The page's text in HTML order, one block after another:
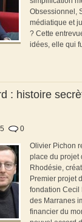
Obsessionnel,
médiatique et
? Cette
idées, elle qui
: histoire
0
Olivier Pichon
place du projet
Rhodésie,
Premier projet
fondation Cecil
des Marranes
financier du